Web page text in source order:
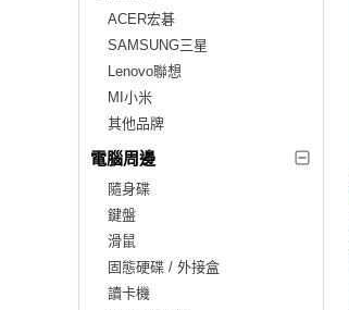
ACER宏碁
SAMSUNG三星
Lenovo聯想
MI小米
其他品牌
電腦周邊
隨身碟
鍵盤
滑鼠
固態硬碟 / 外接盒
讀卡機